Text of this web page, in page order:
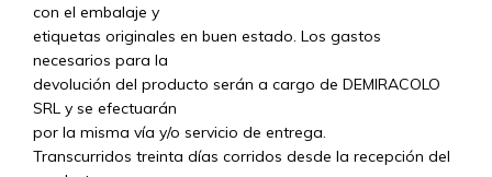
con el embalaje y
etiquetas originales en buen estado. Los gastos
necesarios para la
devolución del producto serán a cargo de DEMIRACOLO
SRL y se efectuarán
por la misma vía y/o servicio de entrega.
Transcurridos treinta días corridos desde la recepción del